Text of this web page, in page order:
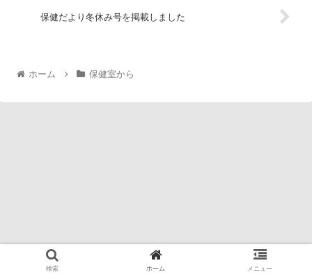
保健だより冬休み号を掲載しました
ホーム 保健室から
検索 ホーム メニュー